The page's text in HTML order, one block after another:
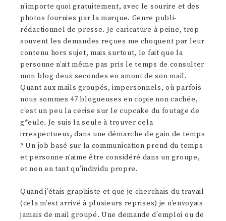
n’importe quoi gratuitement, avec le sourire et des
photos fournies par la marque. Genre publi-
rédactionnel de presse. Je caricature à peine, trop
souvent les demandes reçues me choquent par leur
contenu hors sujet, mais surtout, le fait que la
personne n’ait même pas pris le temps de consulter
mon blog deux secondes en amont de son mail.
Quant aux mails groupés, impersonnels, où parfois
nous sommes 47 blogueuses en copie non cachée,
c’est un peu la cerise sur le cupcake du foutage de
g*eule. Je suis la seule à trouver cela
irrespectueux, dans une démarche de gain de temps
? Un job basé sur la communication prend du temps
et personne n’aime être considéré dans un groupe,
et non en tant qu’individu propre.
Quand j’étais graphiste et que je cherchais du travail
(cela m’est arrivé à plusieurs reprises) je n’envoyais
jamais de mail groupé. Une demande d’emploi ou de